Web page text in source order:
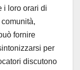
i loro orari di
fornire
per
discutono